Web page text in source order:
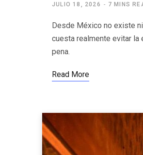
JULIO 18, 2026 7 MINS
Desde México no existe
cuesta realmente evitar la
pena.
Read More